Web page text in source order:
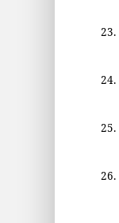
23.
24.
25.
26.